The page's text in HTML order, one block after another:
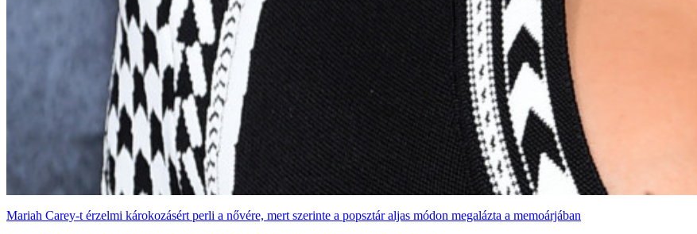
Mariah Carey-t érzelmi károkozásért perli a nővére, mert szerinte a popsztár aljas módon megalázta a memoárjában